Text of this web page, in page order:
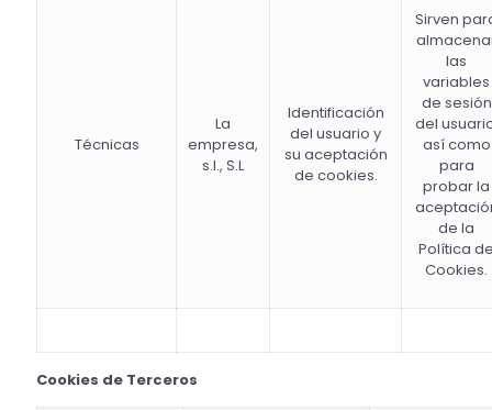
Técnicas
La
empresa,
s.l., S.L
Identificación
del usuario y
su aceptación
de cookies.
Sirven
las
variables
de sesión
del
así como
para
probar la
de la
Política
Cookies.
Cookies de Terceros